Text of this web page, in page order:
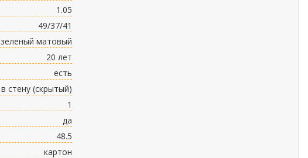
1.05
49/37/41
зеленый матовый
20 лет
есть
в стену (скрытый)
1
да
48.5
картон